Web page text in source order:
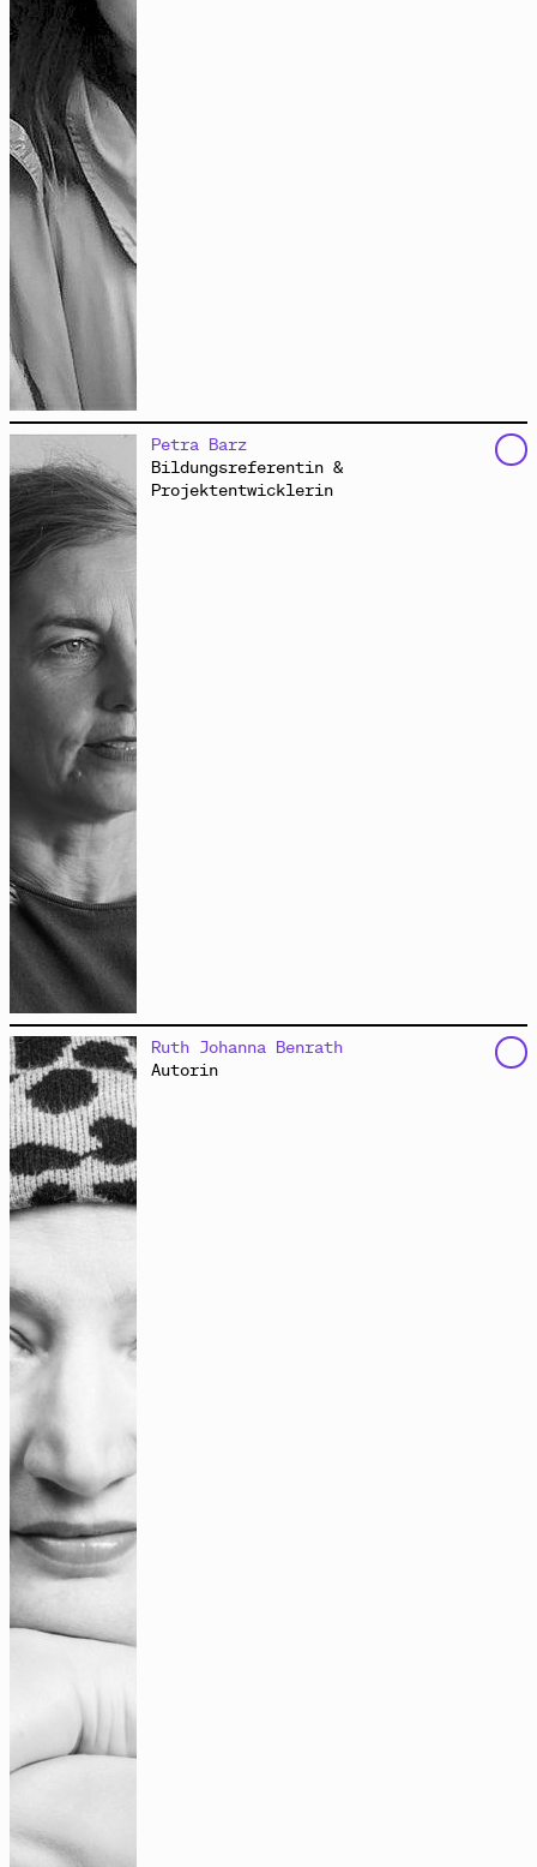
schreibt für Stimme und Papier. Zuweilen tritt sie
auch in anderer Gestalt in Erscheinung: als Wandelnde
Wissenschaftlerin, Schnelle Musikalische Hilfe oder
einzige Vertreterin des Self-Entitled-Self-
Entitlement-Office. Oft erzeugt sie Wellen bei
verschiedenen Radiosendern, und sie ist Mitglied der
Klang‑Künstler:innengruppe
Gemeinsam mit dem Künstler
verschiedene Audioaktionen.
www.jaminescu.com
Petra Barz
Bildungsreferentin &
Projektentwicklerin
ist nach dem Studium der Sozialpädagogik in die
politische und internationale Jugend- und
Erwachsenenbildung eingestiegen. Mit Komplizinnen
gründete sie 2006 in Hamburg den gemeinnützigen
Bildungsverein
Prozessbegleiterin arbeitet sie in sozialen
Organisationen und Netzwerken. Sie moderiert
Veranstaltungen und Versammlungen, koordiniert
deutsch-französische Projekte der Jugendhilfe und
engagiert sie sich im
Stadt.
Ruth Johanna Benrath
Autorin